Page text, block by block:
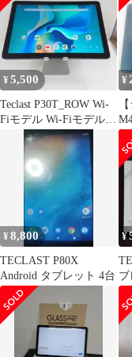
¥5,500
Teclast P30T_ROW Wi-
Fiモデル Wi-Fiモデル
グレー 送料無料 本体
c20402
¥
ッ
¥8,800
TECLAST P80X
Android タブレット 4台
¥
ブ
本